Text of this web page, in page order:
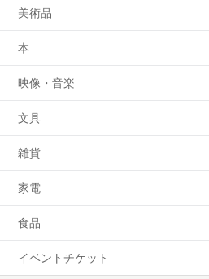
美術品
本
映像・音楽
文具
雑貨
家電
食品
イベントチケット